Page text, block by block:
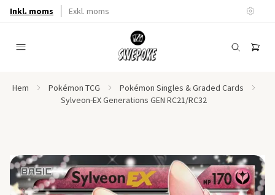
Inkl. moms Exkl. moms
Hem Pokémon TCG
Pokémon Singles & Graded Cards
Sylveon-EX Generations GEN RC21/RC32